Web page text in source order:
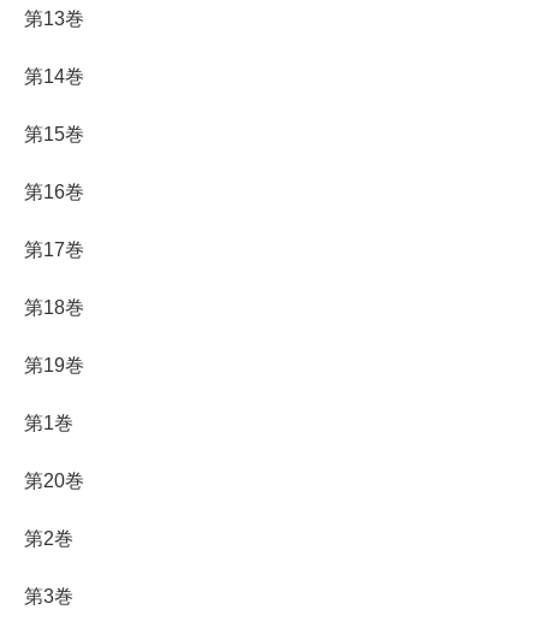
第13巻
第14巻
第15巻
第16巻
第17巻
第18巻
第19巻
第1巻
第20巻
第2巻
第3巻